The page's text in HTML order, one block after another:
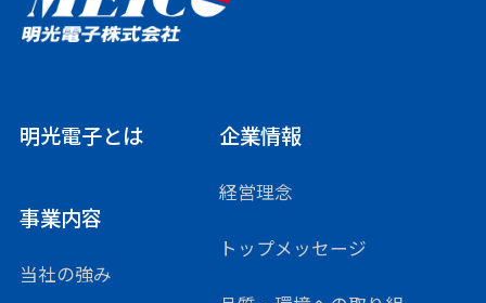
明光電子とは
事業内容
当社の強み
企業情報
経営理念
トップメッセージ